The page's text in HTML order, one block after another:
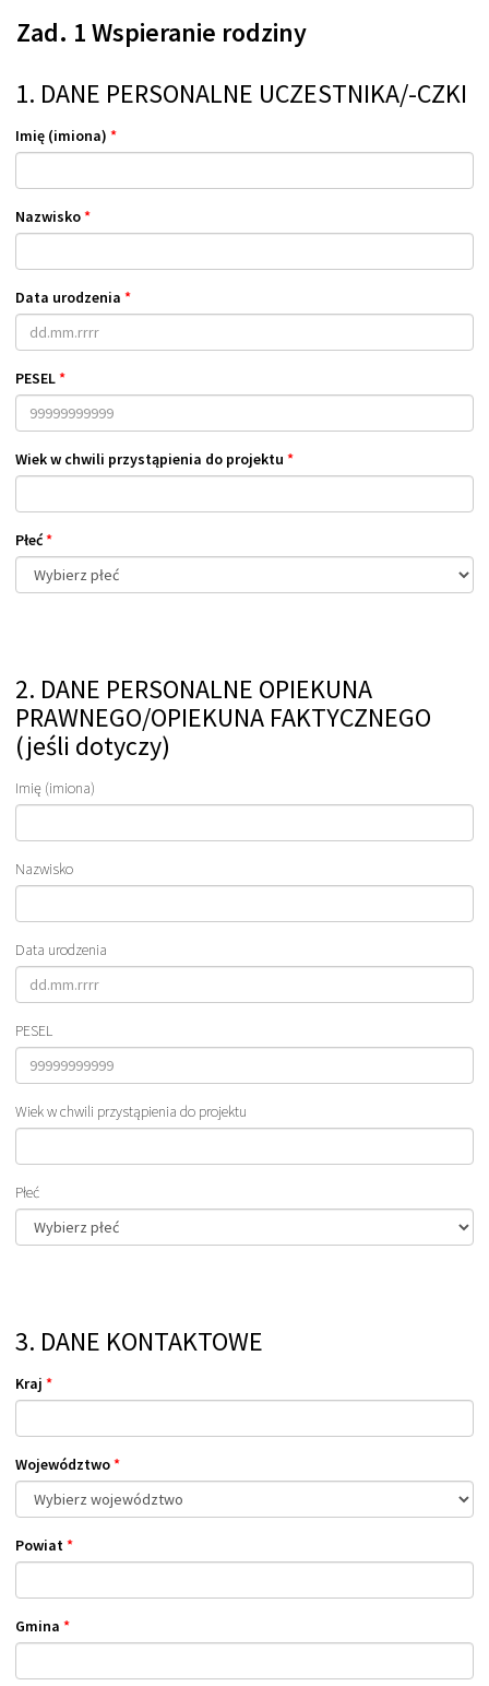
Zad. 1 Wspieranie rodziny
1. DANE PERSONALNE UCZESTNIKA/-CZKI
Imię (imiona) *
Nazwisko*
Data urodzenia *
PESEL*
Wiek w chwili przystąpienia do projektu *
Płeć*
2. DANE PERSONALNE OPIEKUNA
PRAWNEGO/OPIEKUNA FAKTYCZNEGO
(jeśli dotyczy)
Imię (imiona)
Nazwisko
Data urodzenia
PESEL
Wiek w chwili przystąpienia do projektu
Płeć
3. DANE KONTAKTOWE
Kraj *
Województwo*
Powiat*
Gmina *